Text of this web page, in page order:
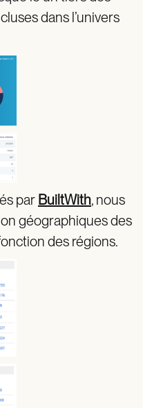
dans l’univers
par BuiltWith, nous
géographiques des
des régions.